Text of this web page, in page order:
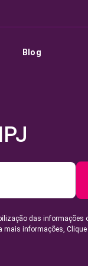
Blog
das informações
mais informações,